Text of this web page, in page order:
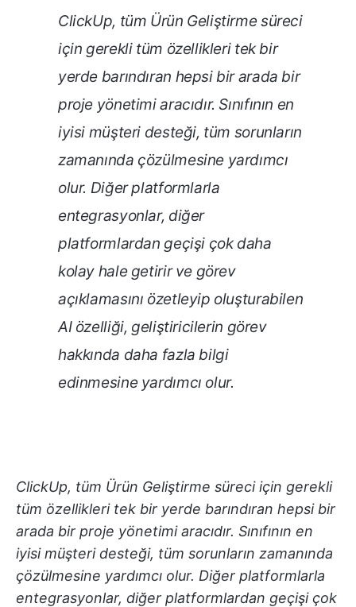
ClickUp, tüm Ürün Geliştirme süreci
için gerekli tüm özellikleri tek bir
yerde barındıran hepsi bir arada bir
proje yönetimi aracıdır. Sınıfının en
iyisi müşteri desteği, tüm sorunların
zamanında çözülmesine yardımcı
olur. Diğer platformlarla
entegrasyonlar, diğer
platformlardan geçişi çok daha
kolay hale getirir ve görev
açıklamasını özetleyip oluşturabilen
AI özelliği, geliştiricilerin görev
hakkında daha fazla bilgi
edinmesine yardımcı olur.
ClickUp, tüm Ürün Geliştirme süreci için gerekli
tüm özellikleri tek bir yerde barındıran hepsi bir
arada bir proje yönetimi aracıdır. Sınıfının en
iyisi müşteri desteği, tüm sorunların zamanında
çözülmesine yardımcı olur. Diğer platformlarla
entegrasyonlar, diğer platformlardan geçişi çok